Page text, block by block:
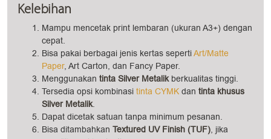
Kelebihan
Mampu mencetak print lembaran (ukuran A3+) dengan
cepat.
Bisa pakai berbagai jenis kertas sepertiArt/Matte
Paper, Art Carton, dan Fancy Paper.
Menggunakan tinta Silver Metalikberkualitas tinggi.
Tersedia opsi kombinasi tinta CYMK dan tinta khusus
Silver Metalik.
Dapat dicetak satuan tanpa minimum pesanan.
Bisa ditambahkan Textured UV Finish (TUF), jika